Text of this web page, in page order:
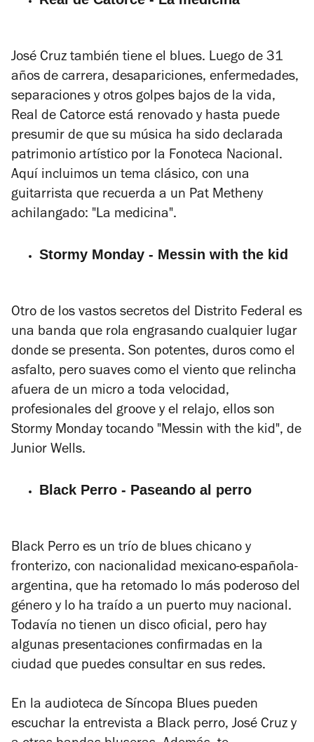
José Cruz también tiene el blues. Luego de 31
años de carrera, desapariciones, enfermedades,
separaciones y otros golpes bajos de la vida,
Real de Catorce está renovado y hasta puede
presumir de que su música ha sido declarada
patrimonio artístico por la Fonoteca Nacional.
Aquí incluimos un tema clásico, con una
guitarrista que recuerda a un Pat Metheny
achilangado: "La medicina".
Stormy Monday - Messin with the kid
Otro de los vastos secretos del Distrito Federal es
una banda que rola engrasando cualquier lugar
donde se presenta. Son potentes, duros como el
asfalto, pero suaves como el viento que relincha
afuera de un micro a toda velocidad,
profesionales del groove y el relajo, ellos son
Stormy Monday tocando "Messin with the kid", de
Junior Wells.
Black Perro - Paseando al perro
Black Perro es un trío de blues chicano y
fronterizo, con nacionalidad mexicano-española-
argentina, que ha retomado lo más poderoso del
género y lo ha traído a un puerto muy nacional.
Todavía no tienen un disco oficial, pero hay
algunas presentaciones confirmadas en la
ciudad que puedes consultar en sus redes.
En la audioteca de Síncopa Blues pueden
escuchar la entrevista a Black perro, José Cruz y